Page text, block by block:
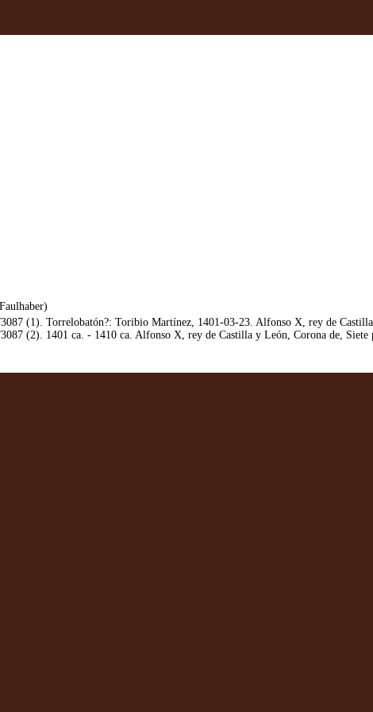
(1). Torrelobatón?: Toribio Martínez, 1401-03-23. Alfonso X, rey de
(2). 1401 ca. - 1410 ca. Alfonso X, rey de Castilla y León, Corona de, Siete